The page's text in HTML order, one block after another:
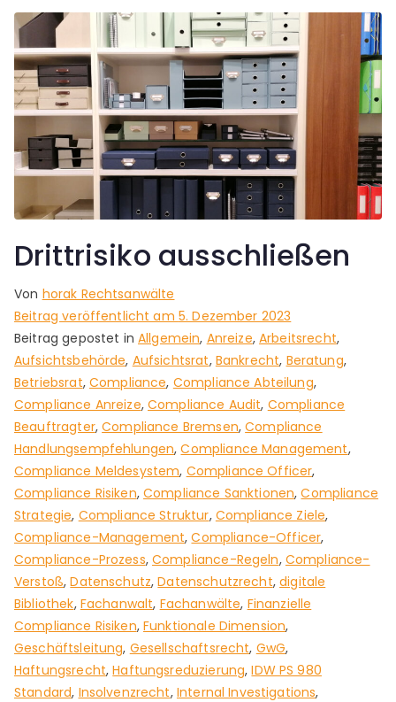
Drittrisiko ausschließen
Von horak Rechtsanwälte
Beitrag veröffentlicht am 5. Dezember 2023
Beitrag gepostet in Allgemein, Anreize,Arbeitsrecht,
Aufsichtsbehörde, Aufsichtsrat, Bankrecht, Beratung,
Betriebsrat, Compliance, Compliance Abteilung,
Compliance Anreize,Compliance Audit, Compliance
Beauftragter,Compliance Bremsen,Compliance
Handlungsempfehlungen,Compliance Management,
Compliance Meldesystem, Compliance Officer,
Compliance Risiken,Compliance Sanktionen,Compliance
Strategie, Compliance Struktur, Compliance Ziele,
Compliance-Management,Compliance-Officer,
Compliance-Prozess,Compliance-Regeln, Compliance-
Verstoß,Datenschutz,Datenschutzrecht,digitale
Bibliothek, Fachanwalt, Fachanwälte, Finanzielle
Compliance Risiken,Funktionale Dimension,
Geschäftsleitung, Gesellschaftsrecht, GwG,
Haftungsrecht,Haftungsreduzierung,IDW PS 980
Standard, Insolvenzrecht, Internal Investigations,